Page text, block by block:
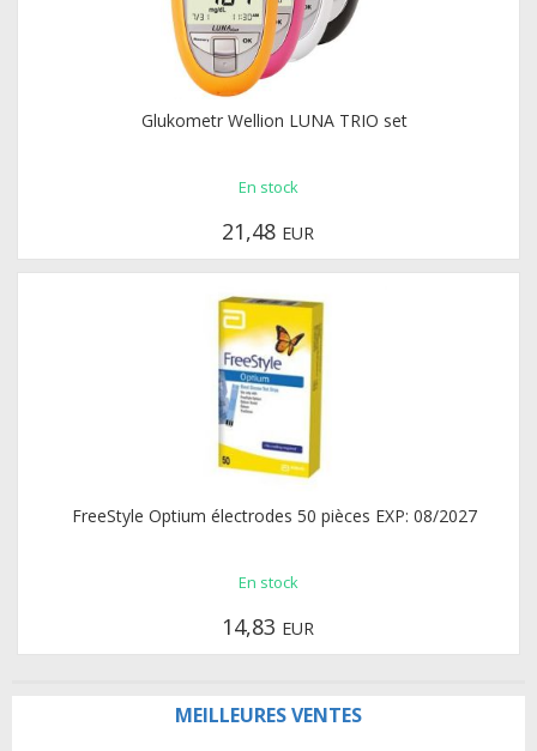
Glukometr Wellion LUNA TRIO set
En stock
21,48 EUR
FreeStyle Optium électrodes 50 pièces EXP: 08/2027
En stock
14,83 EUR
MEILLEURES VENTES